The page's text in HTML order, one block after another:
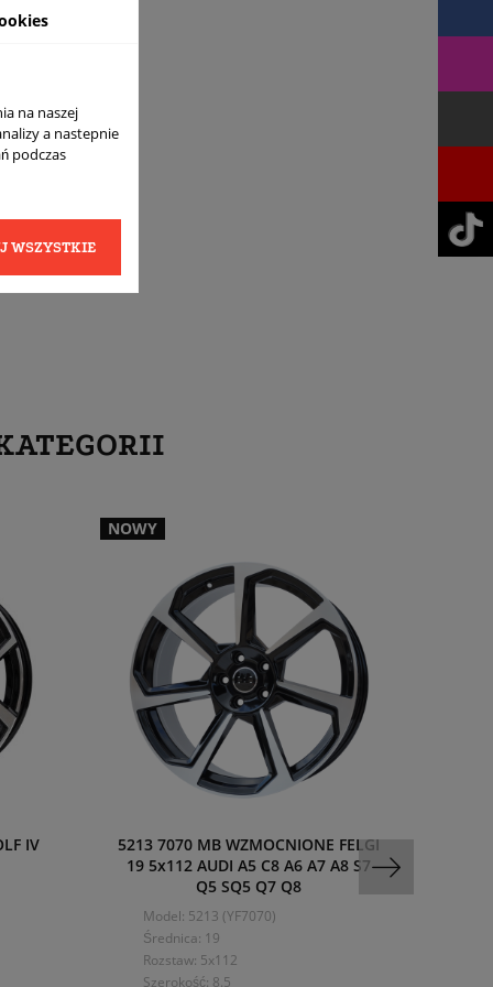
IV
NOWY
5213 7070 MB WZMOCNIONE FELGI
19 5x112 AUDI A5 C8 A6 A7 A8 S7
Q5 SQ5 Q7 Q8
Model: 5213 (YF7070)
Średnica: 19
Rozstaw: 5x112
Szerokość: 8.5
na naszej
a nastepnie
podczas
WSZYSTKIE